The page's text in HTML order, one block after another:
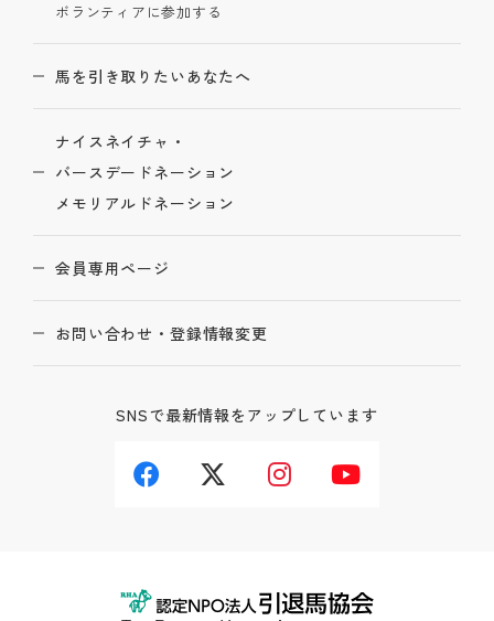
ボランティアに参加する
馬を引き取りたいあなたへ
ナイスネイチャ・
バースデードネーション
メモリアルドネーション
会員専用ページ
お問い合わせ・登録情報変更
SNSで最新情報をアップしています